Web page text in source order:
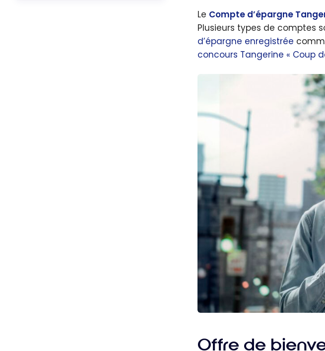
Le Compte d’épargne
Plusieurs types de comptes
d’épargne enregistrée
concours Tangerine « Coup
Offre de